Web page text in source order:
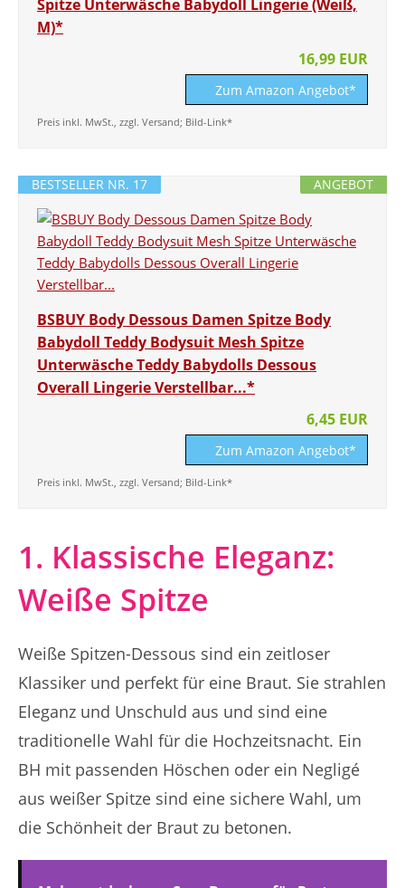
Spitze Unterwäsche Babydoll Lingerie (Weiß,
M)*
16,99 EUR
Zum Amazon Angebot*
Preis inkl. MwSt., zzgl. Versand; Bild-Link*
ANGEBOT
BESTSELLER NR. 17
BSBUY Body Dessous Damen Spitze Body
Babydoll Teddy Bodysuit Mesh Spitze
Unterwäsche Teddy Babydolls Dessous
Overall Lingerie Verstellbar...*
6,45 EUR
Zum Amazon Angebot*
Preis inkl. MwSt., zzgl. Versand; Bild-Link*
1. Klassische Eleganz:
Weiße Spitze
Weiße Spitzen-Dessous sind ein zeitloser
Klassiker und perfekt für eine Braut. Sie strahlen
Eleganz und Unschuld aus und sind eine
traditionelle Wahl für die Hochzeitsnacht. Ein
BH mit passenden Höschen oder ein Negligé
aus weißer Spitze sind eine sichere Wahl, um
die Schönheit der Braut zu betonen.